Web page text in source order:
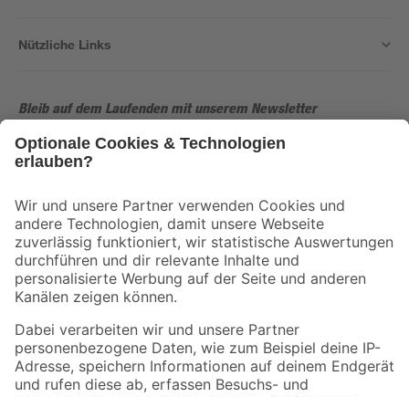
Nützliche Links
Bleib auf dem Laufenden mit unserem Newsletter
Der toom Newsletter: Keine Angebote und Aktionen mehr verpassen!
Folge uns
Zahlungsarten Versandarten